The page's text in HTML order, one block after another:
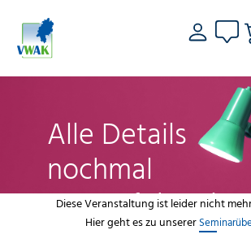
Alle Details
nochmal
genau fokussiert
Diese Veranstaltung ist leider nicht
Hier geht es zu unserer